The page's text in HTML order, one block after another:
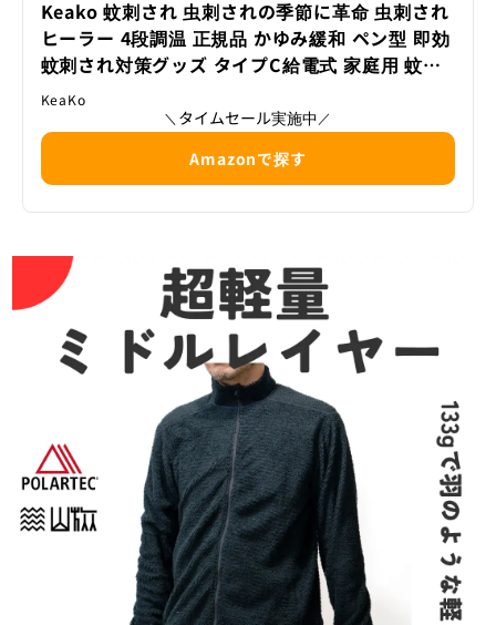
Keako 蚊刺され 虫刺されの季節に革命 虫刺され
ヒーラー 4段調温 正規品 かゆみ緩和 ペン型 即効
蚊刺され対策グッズ タイプC給電式 家庭用 蚊よ
け 小型 携帯便利 ダニ対策 ブヨ 蜂 アブ 農家作業
庭仕事 釣り場 キャンプ 散歩 旅行 お花見 虫刺さ
れ対策 防虫対策 クリスマスプレゼント ギフト 非
医薬品
KeaKo
＼ タイムセール実施中 ／
Amazonで探す